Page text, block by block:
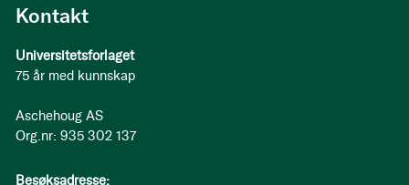
Kontakt
Universitetsforlaget
75 år med kunnskap
Aschehoug AS
Org.nr: 935 302 137
Besøksadresse: